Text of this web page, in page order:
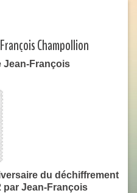
Champollion
Jean-François
du déchiffrement
par Jean-François